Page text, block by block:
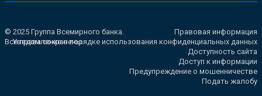
© 2025 Группа Всемирного банка.
Все права сохранены.
Правовая информация
Уведомление о порядке использования конфиденциальных данных
Доступность сайта
Доступ к информации
Предупреждение о мошенничестве
Подать жалобу